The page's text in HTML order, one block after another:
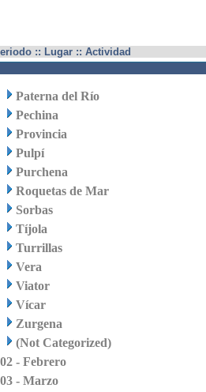
:: Lugar :: Actividad
Paterna del Río
Pechina
Provincia
Pulpí
Purchena
Roquetas de Mar
Sorbas
Tíjola
Turrillas
Vera
Viator
Vícar
Zurgena
(Not Categorized)
02 - Febrero
03 - Marzo